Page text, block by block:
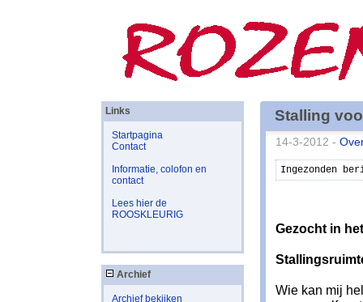
Links
Startpagina
Contact
Informatie, colofon en
contact
Lees hier de
ROOSKLEURIG
Archief
Archief bekijken
Stalling
14-3-2012 -
Ingezonden
Gezocht in
Wie kan mij